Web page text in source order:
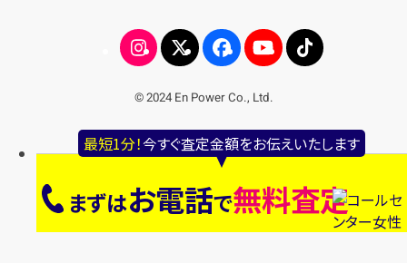
最短1分！今すぐ査定金額をお伝えいたします
まずはお電話で無料査定
© 2024 En Power Co., Ltd.